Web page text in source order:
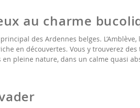
au charme
des Ardennes belges.
en découvertes. Vous y trouverez
pleine nature, dans un calme quasi